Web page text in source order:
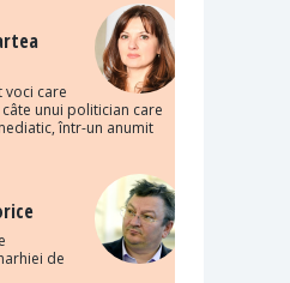
voci care
unui politician care
într-un anumit
de